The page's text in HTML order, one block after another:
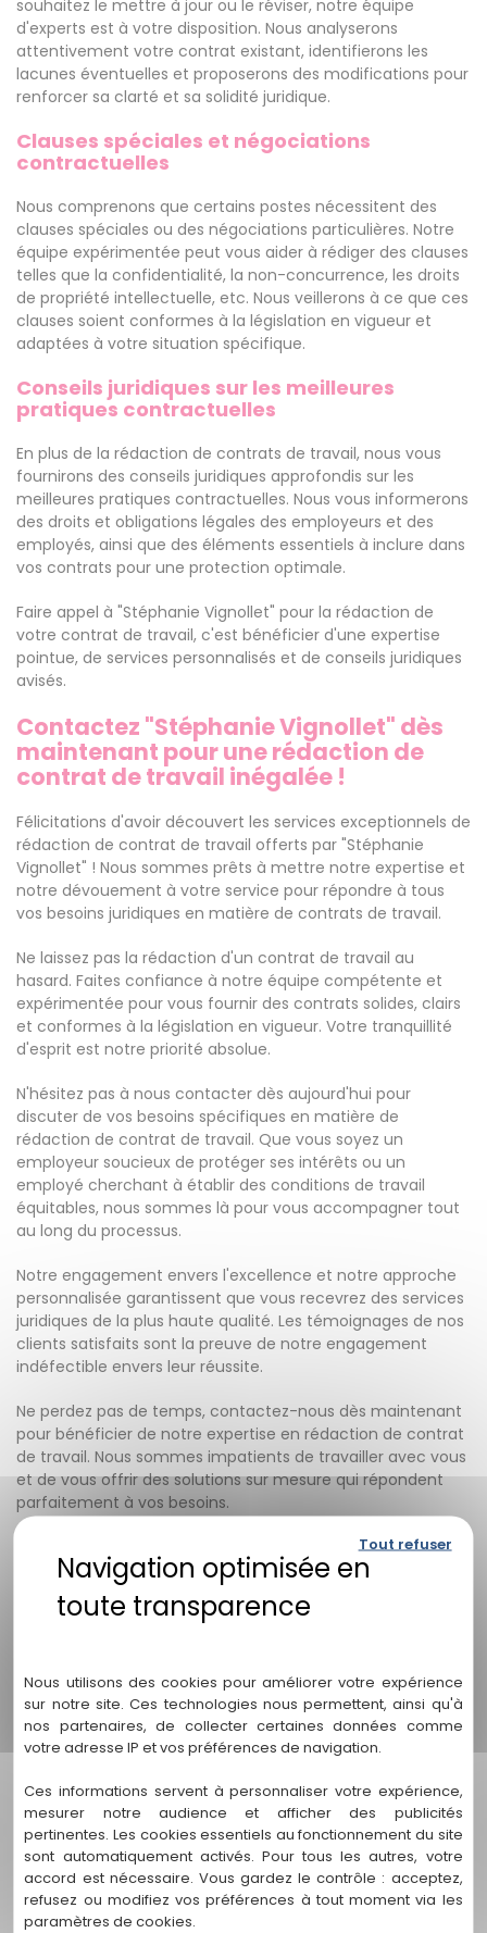
souhaitez le mettre à jour ou le réviser, notre équipe
d'experts est à votre disposition. Nous analyserons
attentivement votre contrat existant, identifierons les
lacunes éventuelles et proposerons des modifications pour
renforcer sa clarté et sa solidité juridique.
Clauses spéciales et négociations
contractuelles
Nous comprenons que certains postes nécessitent des
clauses spéciales ou des négociations particulières. Notre
équipe expérimentée peut vous aider à rédiger des clauses
telles que la confidentialité, la non-concurrence, les droits
de propriété intellectuelle, etc. Nous veillerons à ce que ces
clauses soient conformes à la législation en vigueur et
adaptées à votre situation spécifique.
Conseils juridiques sur les meilleures
pratiques contractuelles
En plus de la rédaction de contrats de travail, nous vous
fournirons des conseils juridiques approfondis sur les
meilleures pratiques contractuelles. Nous vous informerons
des droits et obligations légales des employeurs et des
employés, ainsi que des éléments essentiels à inclure dans
vos contrats pour une protection optimale.
Faire appel à "Stéphanie Vignollet" pour la rédaction de
votre contrat de travail, c'est bénéficier d'une expertise
pointue, de services personnalisés et de conseils juridiques
avisés.
Contactez "Stéphanie Vignollet" dès
maintenant pour une rédaction de
contrat de travail inégalée !
Félicitations d'avoir découvert les services exceptionnels de
rédaction de contrat de travail offerts par "Stéphanie
Vignollet" ! Nous sommes prêts à mettre notre expertise et
notre dévouement à votre service pour répondre à tous
vos besoins juridiques en matière de contrats de travail.
Ne laissez pas la rédaction d'un contrat de travail au
hasard. Faites confiance à notre équipe compétente et
expérimentée pour vous fournir des contrats solides, clairs
et conformes à la législation en vigueur. Votre tranquillité
d'esprit est notre priorité absolue.
N'hésitez pas à nous contacter dès aujourd'hui pour
discuter de vos besoins spécifiques en matière de
rédaction de contrat de travail. Que vous soyez un
employeur soucieux de protéger ses intérêts ou un
employé cherchant à établir des conditions de travail
équitables, nous sommes là pour vous accompagner tout
au long du processus.
Notre engagement envers l'excellence et notre approche
personnalisée garantissent que vous recevrez des services
juridiques de la plus haute qualité. Les témoignages de nos
clients satisfaits sont la preuve de notre engagement
indéfectible envers leur réussite.
Ne perdez pas de temps, contactez-nous dès maintenant
pour bénéficier de notre expertise en rédaction de contrat
de travail. Nous sommes impatients de travailler avec vous
et de vous offrir des solutions sur mesure qui répondent
parfaitement à vos besoins.
FAQ - Contrats de travail avec
"Stéphanie Vignollet"
1. Pourquoi devrais-je faire appel à
Chez "Stéphanie Vignollet", nous sommes des experts en
droit du travail et nous comprenons l'importance cruciale
d'un contrat de travail bien rédigé. Notre équipe
des contrats solides, adaptés à vos besoins spécifiques,
afin de protéger vos intérêts et d'établir des relations
professionnelles harmonieuses.
2. Quels types de contrats de travail
pouvez-vous rédiger ?
Nous utilisons des cookies pour améliorer votre expérience
sur notre site. Ces technologies nous permettent, ainsi qu'à
nos partenaires, de collecter certaines données comme
votre adresse IP et vos préférences de navigation.
Ces informations servent à personnaliser votre expérience,
mesurer notre audience et afficher des publicités
pertinentes. Les cookies essentiels au fonctionnement du site
sont automatiquement activés. Pour tous les autres, votre
accord est nécessaire. Vous gardez le contrôle : acceptez,
refusez ou modifiez vos préférences à tout moment via les
paramètres de cookies.
Tout refuser